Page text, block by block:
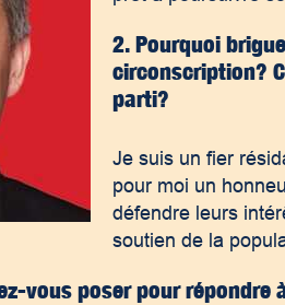
2. Pourquoi
circonscription?
parti?
Je suis un fier
pour moi un
défendre leurs
soutien de la
vous poser pour répondre